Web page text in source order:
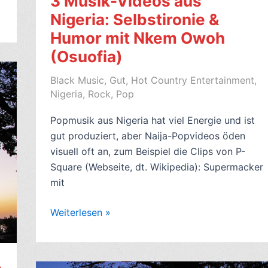
Mama
(2017)
–
7
Sterne
–
mit
Video
Nigeria: Selbstironie &
Humor mit Nkem Owoh
(Osuofia)
Black Music, Gut, Hot Country Entertainment,
Nigeria, Rock, Pop
Popmusik aus Nigeria hat viel Energie und ist
gut produziert, aber Naija-Popvideos öden
visuell oft an, zum Beispiel die Clips von P-
Square (Webseite, dt. Wikipedia): Supermacker
mit
3
Videos
aus
Weiterlesen »